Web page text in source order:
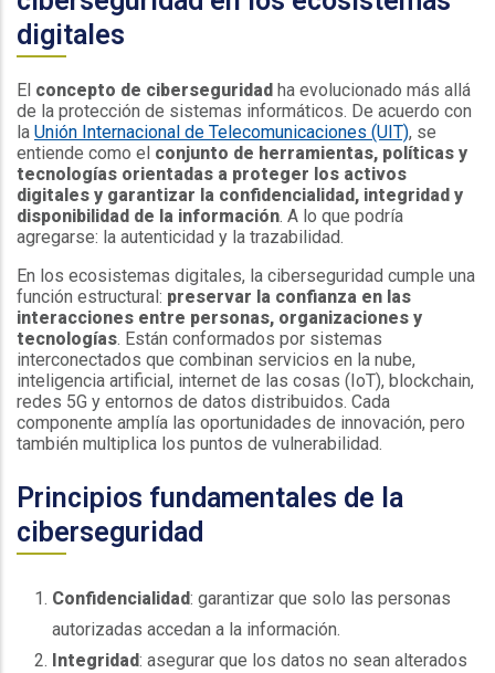
digitales
El concepto de ciberseguridad ha evolucionado más allá
de la protección de sistemas informáticos. De acuerdo con
la Unión Internacional de Telecomunicaciones (UIT), se
entiende como el conjunto de herramientas, políticas y
tecnologías orientadas a proteger los activos
digitales y garantizar la confidencialidad, integridad y
disponibilidad de la información. A lo que podría
agregarse: la autenticidad y la trazabilidad.
En los ecosistemas digitales, la ciberseguridad cumple una
función estructural: preservar la confianza en las
interacciones entre personas, organizaciones y
tecnologías. Están conformados por sistemas
interconectados que combinan servicios en la nube,
inteligencia artificial, internet de las cosas (IoT), blockchain,
redes 5G y entornos de datos distribuidos. Cada
componente amplía las oportunidades de innovación, pero
también multiplica los puntos de vulnerabilidad.
Principios fundamentales de la
ciberseguridad
Confidencialidad: garantizar que solo las personas
autorizadas accedan a la información.
Integridad: asegurar que los datos no sean alterados